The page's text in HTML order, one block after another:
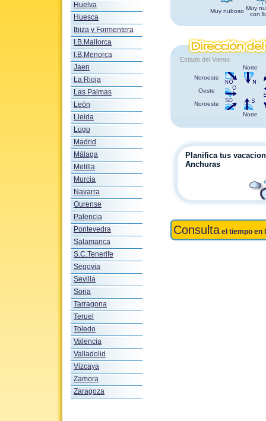
Huelva
Huesca
Ibiza y Formentera
I.B.Mallorca
I.B.Menorca
Jaen
La Rioja
Las Palmas
León
Lleida
Lugo
Madrid
Málaga
Melilla
Murcia
Navarra
Ourense
Palencia
Pontevedra
Salamanca
S.C.Tenerife
Segovia
Sevilla
Soria
Tarragona
Teruel
Toledo
Valencia
Valladolid
Vizcaya
Zamora
Zaragoza
Muy nuboso Muy
con
Estado del Viento
Norte
Noroeste
Oeste
Noroeste
Norte
Planifica tus
Anchuras
Consulta el tiempo en